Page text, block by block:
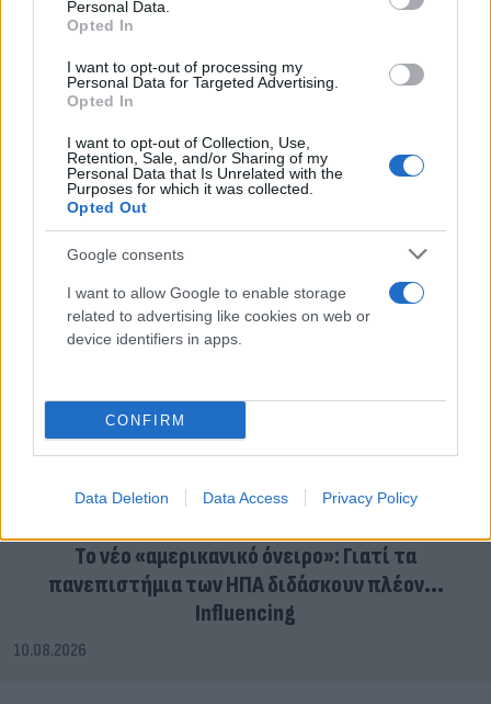
Personal Data.
Opted In
I want to opt-out of processing my
Personal Data for Targeted Advertising.
Opted In
I want to opt-out of Collection, Use,
Retention, Sale, and/or Sharing of my
Personal Data that Is Unrelated with the
Purposes for which it was collected.
Opted Out
Google consents
I want to allow Google to enable storage
related to advertising like cookies on web or
device identifiers in apps.
CONFIRM
Data Deletion Data Access Privacy Policy
Το νέο «αμερικανικό όνειρο»: Γιατί τα
πανεπιστήμια των ΗΠΑ διδάσκουν πλέον...
Influencing
10.08.2026